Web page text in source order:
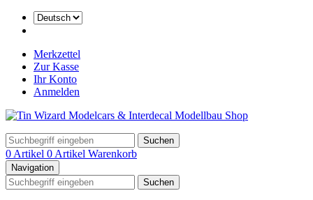
Merkzettel
Zur Kasse
Ihr Konto
Anmelden
Suchen
0 Artikel 0 Artikel Warenkorb
Navigation
Suchen